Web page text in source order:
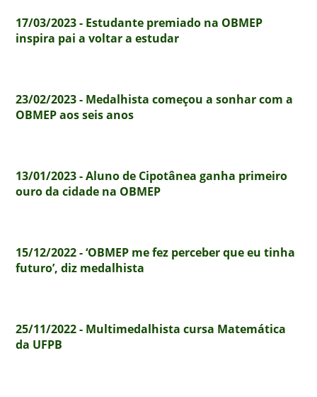
17/03/2023 - Estudante premiado na OBMEP
inspira pai a voltar a estudar
23/02/2023 - Medalhista começou a sonhar com a
OBMEP aos seis anos
13/01/2023 - Aluno de Cipotânea ganha primeiro
ouro da cidade na OBMEP
15/12/2022 - ‘OBMEP me fez perceber que eu tinha
futuro’, diz medalhista
25/11/2022 - Multimedalhista cursa Matemática
da UFPB